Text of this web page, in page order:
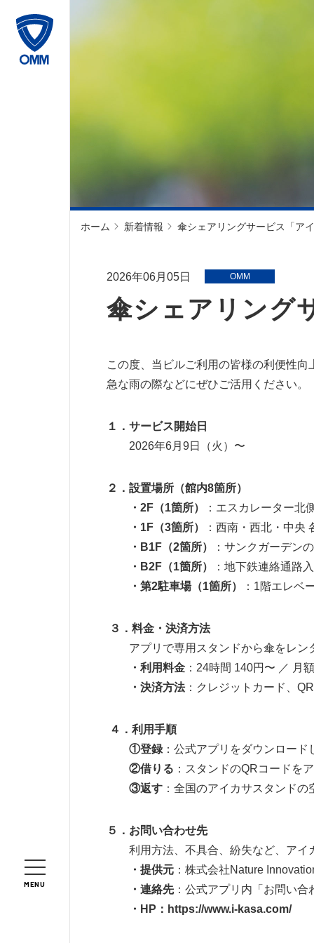
MENU
ホーム 新着情報 傘シェアリングサービス「ア
2026年06月05日 OMM
傘シェアリング
この度、当ビルご利用の皆様の利便性
急な雨の際などにぜひご活用ください。
１．サービス開始日
2026年6月9日（火）〜
２．設置場所（館内8箇所）
・2F （1箇所）
：エスカレーター北
・1F （3箇所）
：西南・西北・中央
・B1F （2箇所）
：サンクガーデン
・B2F （1箇所）
：地下鉄連絡通路
・第2駐車場（1箇所）
：1階エレベ
３． 料金・決済方法
アプリで専用スタンドから傘をレン
・利用料金 ：24時間 140円〜 ／ 月
・決済方法：クレジットカード、
４． 利用手順
①登録 ：公式アプリをダウンロー
②借りる ：スタンドのQRコードを
③返す ：全国のアイカサスタンド
５．お問い合わせ先
利用方法、不具合、紛失など、アイ
・提供元 ：株式会社Nature
・連絡先：公式アプリ内「お問い合
・HP ：https://www.i-kasa.com/